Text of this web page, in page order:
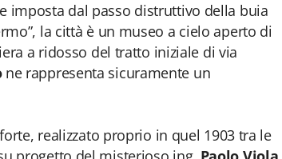
imposta dal passo distruttivo della buia
la città è un museo a cielo aperto di
a ridosso del tratto iniziale di via
ne rappresenta sicuramente un
realizzato proprio in quel 1903 tra le